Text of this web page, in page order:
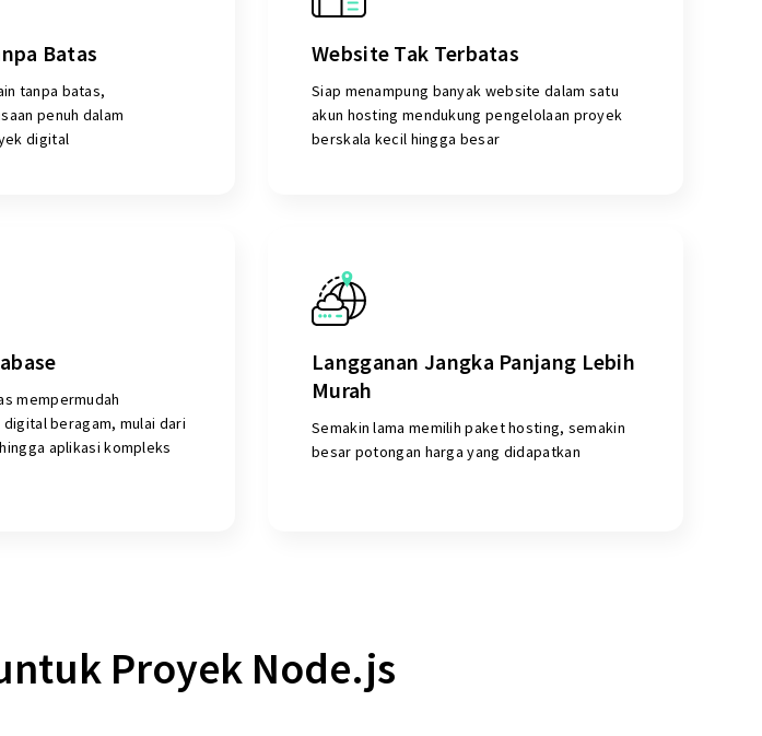
Batas
tanpa batas,
penuh dalam
digital
Website Tak Terbatas
Siap menampung banyak website dalam satu
akun hosting mendukung pengelolaan proyek
berskala kecil hingga besar
mempermudah
beragam, mulai dari
aplikasi kompleks
Langganan Jangka Panjang Lebih
Murah
Semakin lama memilih paket hosting, semakin
besar potongan harga yang didapatkan
Proyek Node.js